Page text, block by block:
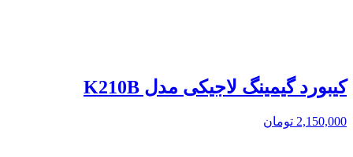
کیبورد گیمینگ لاجیکی مدل K210B
2,150,000 تومان